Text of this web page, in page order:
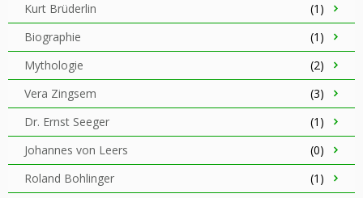
Kurt Brüderlin
(1)
Biographie
(1)
Mythologie
(2)
Vera Zingsem
(3)
Dr. Ernst Seeger
(1)
Johannes von Leers
(0)
Roland Bohlinger
(1)